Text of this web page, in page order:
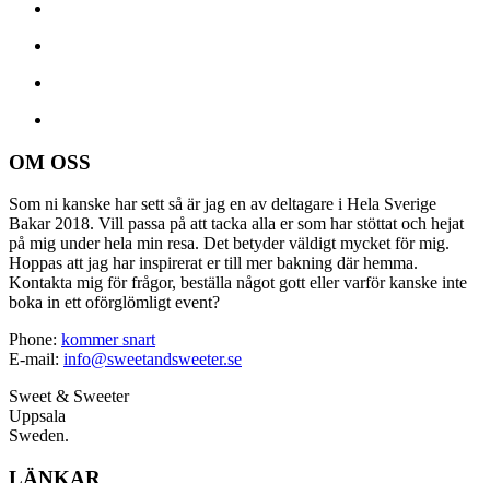
OM OSS
Som ni kanske har sett så är jag en av deltagare i Hela Sverige
Bakar 2018. Vill passa på att tacka alla er som har stöttat och hejat
på mig under hela min resa. Det betyder väldigt mycket för mig.
Hoppas att jag har inspirerat er till mer bakning där hemma.
Kontakta mig för frågor, beställa något gott eller varför kanske inte
boka in ett oförglömligt event?
Phone: kommer snart
E-mail: info@sweetandsweeter.se
Sweet & Sweeter
Uppsala
Sweden.
LÄNKAR